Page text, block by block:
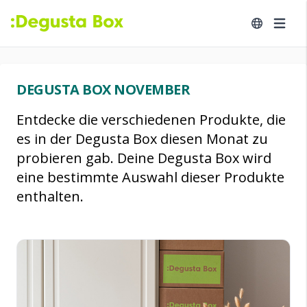
DEGUSTA BOX NOVEMBER
Entdecke die verschiedenen Produkte, die
es in der Degusta Box diesen Monat zu
probieren gab. Deine Degusta Box wird
eine bestimmte Auswahl dieser Produkte
enthalten.